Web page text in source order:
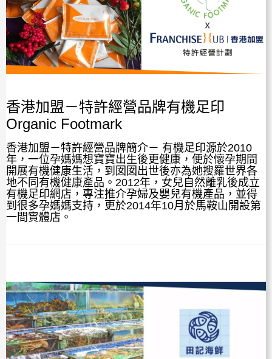
香港加盟－特許經營品牌有機足印
Organic Footmark
香港加盟－特許經營品牌簡介－ 有機足印源於2010
年，一位孕媽媽想寶寶出生後更健康，便於懷孕期間
開展有機健康生活，到囡囡出世後亦為她搜羅世界各
地不同有機健康產品。2012年，女兒自然離乳後成立
有機足印網店，專注推介孕婦及嬰兒有機產品，並得
到很多孕媽媽支持，更於2014年10月於馬鞍山開設第
一間實體店。